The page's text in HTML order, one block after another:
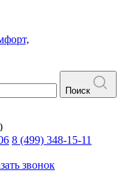
Поиск
8 (499) 348-15-11
звонок